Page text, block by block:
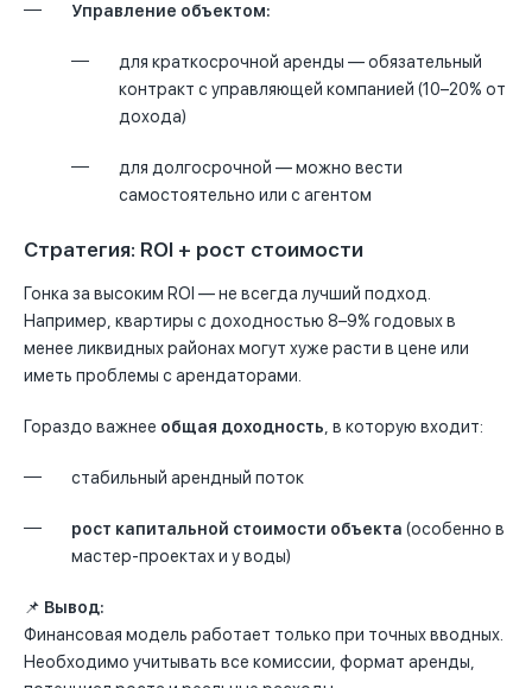
Управление объектом:
для краткосрочной аренды — обязательный
контракт с управляющей компанией (10–20% от
дохода)
для долгосрочной — можно вести
самостоятельно или с агентом
Стратегия: ROI + рост стоимости
Гонка за высоким ROI — не всегда лучший подход.
Например, квартиры с доходностью 8–9% годовых в
менее ликвидных районах могут хуже расти в цене или
иметь проблемы с арендаторами.
Гораздо важнее общая доходность , в которую входит:
стабильный арендный поток
рост капитальной стоимости объекта (особенно в
мастер-проектах и у воды)
📌 Вывод:
Финансовая модель работает только при точных вводных.
Необходимо учитывать все комиссии, формат аренды,